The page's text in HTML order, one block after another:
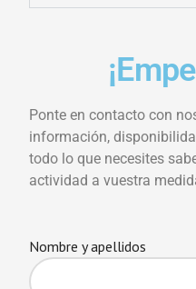
Ponte en contacto con
información,
todo lo que necesites
actividad a vuestra
Nombre y apellidos